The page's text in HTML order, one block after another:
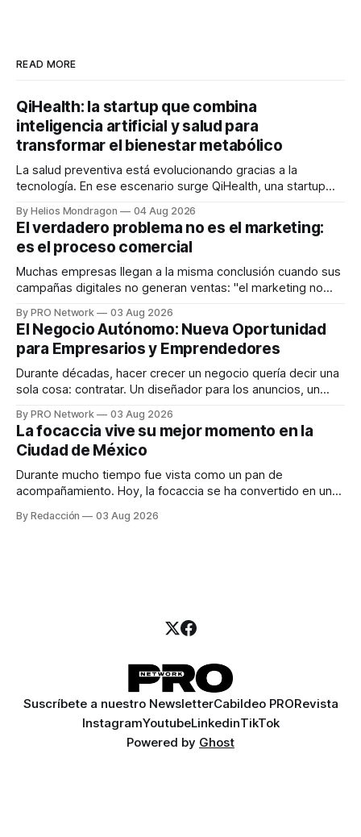
READ MORE
QiHealth: la startup que combina
inteligencia artificial y salud para
transformar el bienestar metabólico
La salud preventiva está evolucionando gracias a la
tecnología. En ese escenario surge QiHealth, una startup
dispositivos inteligentes, inteligencia artificial y monitoreo
en tiempo real para ayudar a las personas a tomar mejores
decisiones sobre su salud metabólica. Su propuesta busca
responder
By Helios Mondragon 04 Aug 2026
El verdadero problema no es el marketing:
es el proceso comercial
Muchas empresas llegan a la misma conclusión cuando sus
campañas digitales no generan ventas: "el marketing no
INTERIUS, el problema suele estar en otro lugar. Durante
una entrevista para el podcast SER PRO, el especialista en
marketing digital explicó que
By PRO Network 03 Aug 2026
El Negocio Autónomo: Nueva Oportunidad
para Empresarios y Emprendedores
Durante décadas, hacer crecer un negocio quería decir una
sola cosa: contratar. Un diseñador para los anuncios, un
para los textos, alguien que supiera de publicidad digital
para encontrar prospectos, un vendedor para atender
llamadas y mensajes, y —con suerte— una persona
By PRO Network 03 Aug 2026
La focaccia vive su mejor momento en la
Ciudad de México
Durante mucho tiempo fue vista como un pan de
acompañamiento. Hoy, la focaccia se ha convertido en uno
artesanal, ingredientes de calidad y experiencias que
By Redacción 03 Aug 2026
Suscríbete a nuestro NewsletterCabildeo PRORevista
InstagramYoutubeLinkedinTikTok
Powered by Ghost